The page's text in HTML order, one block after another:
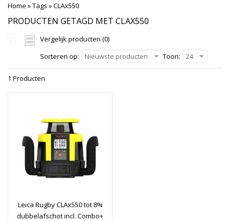
Home »Tags »CLAx550
PRODUCTEN GETAGD MET CLAX550
Vergelijk producten (0)
Sorteren op:
Nieuwste producten Toon: 24
1 Producten
Leica Rugby CLAx550 tot 8%
dubbelafschot incl. Combo+